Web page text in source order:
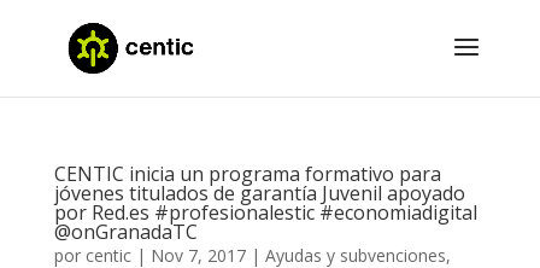
CENTIC inicia un programa formativo para
jóvenes titulados de garantía Juvenil apoyado
por Red.es #profesionalestic #economiadigital
@onGranadaTC
por centic| Nov 7, 2017| Ayudas y subvenciones,